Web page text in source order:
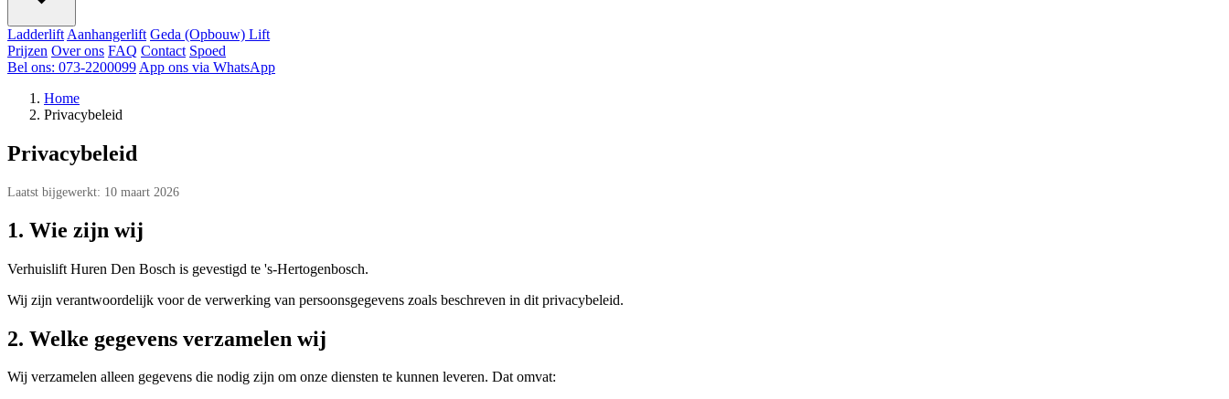
Ladderlift Aanhangerlift Geda (Opbouw) Lift
Prijzen Over ons FAQ Contact Spoed
Bel ons: 073-2200099 App ons via WhatsApp
Home
Privacybeleid
Privacybeleid
Laatst bijgewerkt: 10 maart 2026
1. Wie zijn wij
Verhuislift Huren Den Bosch is gevestigd te 's-Hertogenbosch.
Wij zijn verantwoordelijk voor de verwerking van persoonsgegevens zoals beschreven in dit privacybeleid.
2. Welke gegevens verzamelen wij
Wij verzamelen alleen gegevens die nodig zijn om onze diensten te kunnen leveren. Dat omvat: